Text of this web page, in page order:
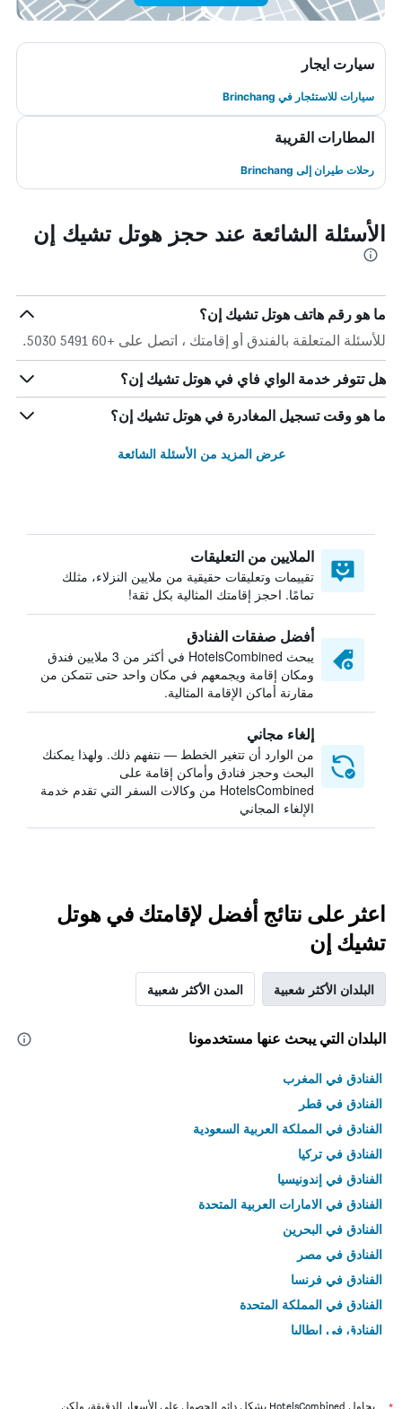
سيارت ايجار
سيارات للاستئجار في Brinchang
المطارات القريبة
رحلات طيران إلى Brinchang
الأسئلة الشائعة عند حجز هوتل تشيك إن
ما هو رقم هاتف هوتل تشيك إن؟
للأسئلة المتعلقة بالفندق أو إقامتك ، اتصل على +60 5491 5030.
هل تتوفر خدمة الواي فاي في هوتل تشيك إن؟
ما هو وقت تسجيل المغادرة في هوتل تشيك إن؟
عرض المزيد من الأسئلة الشائعة
الملايين من التعليقات
تقييمات وتعليقات حقيقية من ملايين النزلاء، مثلك
تمامًا. احجز إقامتك المثالية بكل ثقة!
أفضل صفقات الفنادق
يبحث HotelsCombined في أكثر من 3 ملايين فندق
ومكان إقامة ويجمعهم في مكان واحد حتى تتمكن من
مقارنة أماكن الإقامة المثالية.
إلغاء مجاني
من الوارد أن تتغير الخطط — نتفهم ذلك. ولهذا يمكنك
البحث وحجز فنادق وأماكن إقامة على
HotelsCombined من وكالات السفر التي تقدم خدمة
الإلغاء المجاني
اعثر على نتائج أفضل لإقامتك في هوتل
تشيك إن
البلدان الأكثر شعبية المدن الأكثر شعبية
البلدان التي يبحث عنها مستخدمونا
الفنادق في المغرب
الفنادق في قطر
الفنادق في المملكة العربية السعودية
الفنادق في تركيا
الفنادق في إندونيسيا
الفنادق في الامارات العربية المتحدة
الفنادق في البحرين
الفنادق في مصر
الفنادق في فرنسا
الفنادق في المملكة المتحدة
الفنادق في إيطاليا
يحاول HotelsCombined بشكل دائم الحصول على الأسعار الدقيقة، ولكن